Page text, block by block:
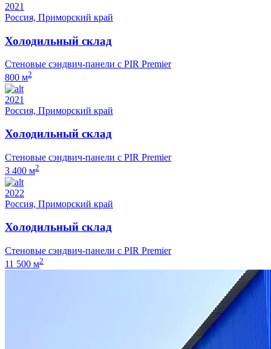
2021
Россия, Приморский край
Холодильный склад
Стеновые сэндвич-панели с PIR Premier
800 м2
2021
Россия, Приморский край
Холодильный склад
Стеновые сэндвич-панели с PIR Premier
3 400 м2
2022
Россия, Приморский край
Холодильный склад
Стеновые сэндвич-панели с PIR Premier
11 500 м2